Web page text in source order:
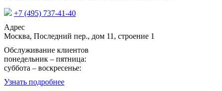
+7 (495) 737-41-40
Адрес
Москва, Последний пер., дом 11, строение 1
Обслуживание клиентов
понедельник – пятница:
суббота – воскресенье:
Узнать подробнее